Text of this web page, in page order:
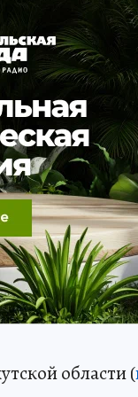
области (